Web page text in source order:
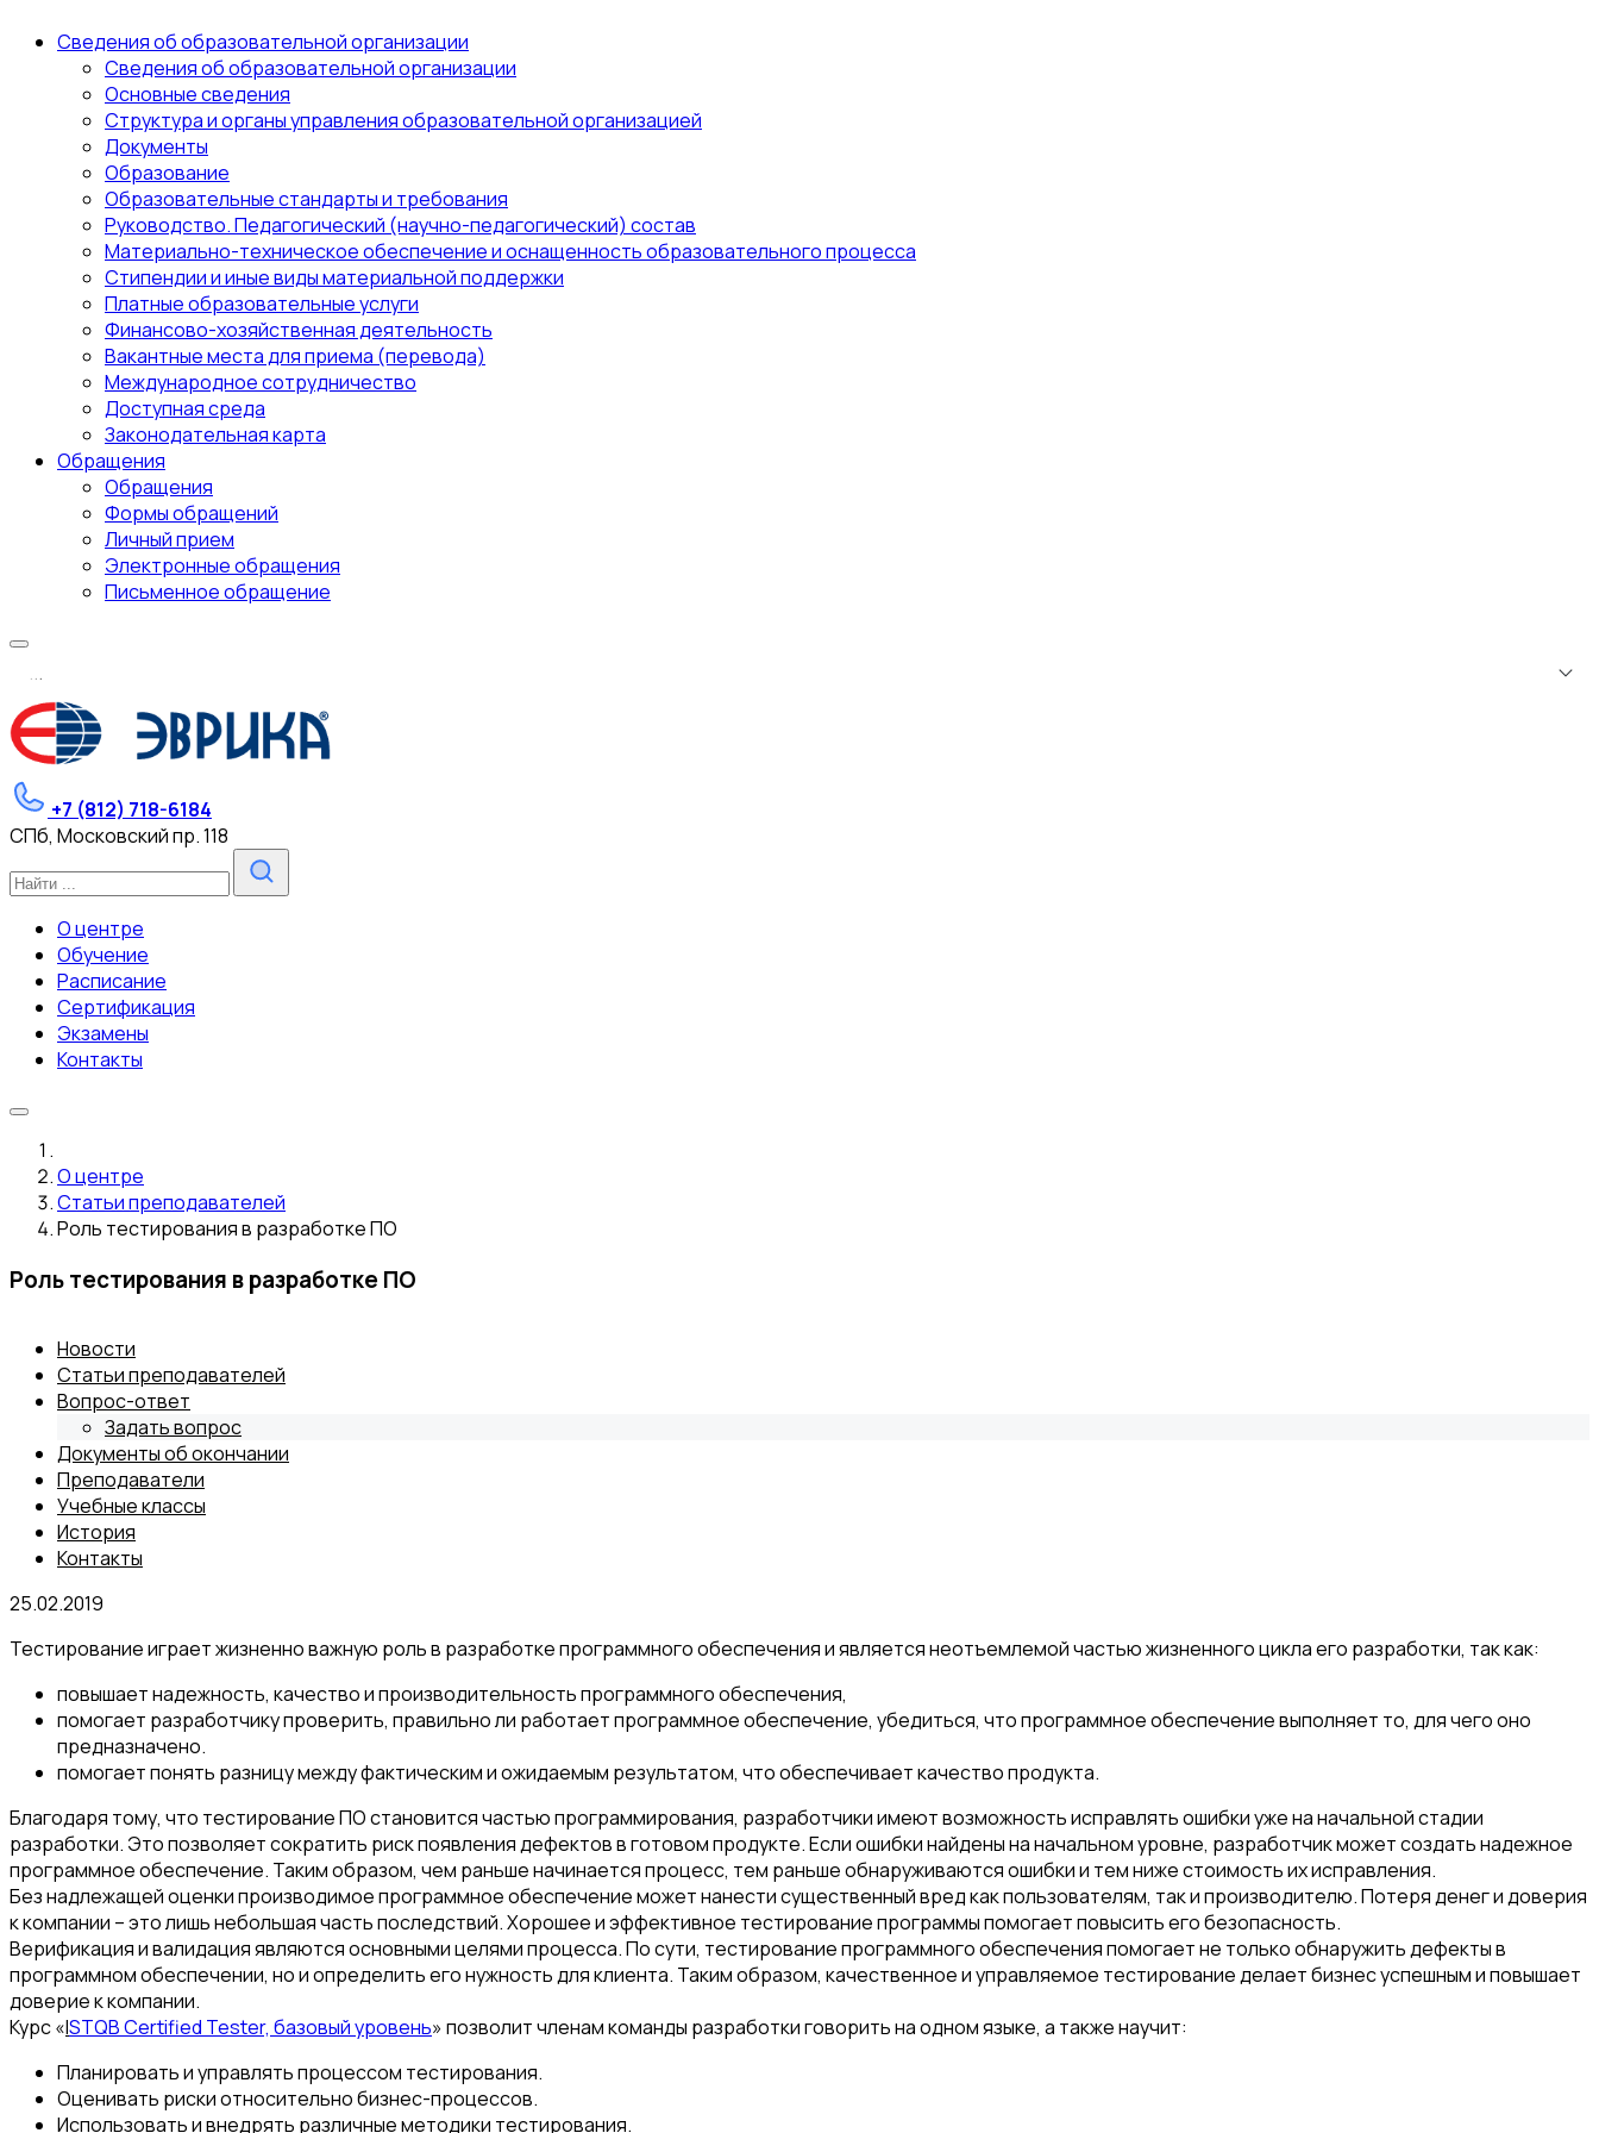
Сведения об образовательной организации
Сведения об образовательной организации
Основные сведения
Структура и органы управления образовательной организацией
Документы
Образование
Образовательные стандарты и требования
Руководство. Педагогический (научно-педагогический) состав
Материально-техническое обеспечение и оснащенность образовательного процесса
Стипендии и иные виды материальной поддержки
Платные образовательные услуги
Финансово-хозяйственная деятельность
Вакантные места для приема (перевода)
Международное сотрудничество
Доступная среда
Законодательная карта
Обращения
Обращения
Формы обращений
Личный прием
Электронные обращения
Письменное обращение
...
+7 (812) 718-6184
СПб, Московский пр. 118
О центре
Обучение
Расписание
Сертификация
Экзамены
Контакты
О центре
Статьи преподавателей
Роль тестирования в разработке ПО
Роль тестирования в разработке ПО
Новости
Статьи преподавателей
Вопрос-ответ
Задать вопрос
Документы об окончании
Преподаватели
Учебные классы
История
Контакты
25.02.2019
Тестирование играет жизненно важную роль в разработке программного обеспечения и является неотъемлемой частью жизненного цикла его разработки, так как:
повышает надежность, качество и производительность программного обеспечения,
помогает разработчику проверить, правильно ли работает программное обеспечение, убедиться, что программное обеспечение выполняет то, для чего оно
предназначено.
помогает понять разницу между фактическим и ожидаемым результатом, что обеспечивает качество продукта.
Благодаря тому, что тестирование ПО становится частью программирования, разработчики имеют возможность исправлять ошибки уже на начальной стадии
разработки. Это позволяет сократить риск появления дефектов в готовом продукте. Если ошибки найдены на начальном уровне, разработчик может создать надежное
программное обеспечение. Таким образом, чем раньше начинается процесс, тем раньше обнаруживаются ошибки и тем ниже стоимость их исправления.
Без надлежащей оценки производимое программное обеспечение может нанести существенный вред как пользователям, так и производителю. Потеря денег и доверия
к компании – это лишь небольшая часть последствий. Хорошее и эффективное тестирование программы помогает повысить его безопасность.
Верификация и валидация являются основными целями процесса. По сути, тестирование программного обеспечения помогает не только обнаружить дефекты в
программном обеспечении, но и определить его нужность для клиента. Таким образом, качественное и управляемое тестирование делает бизнес успешным и повышает
доверие к компании.
Курс «ISTQB Certified Tester, базовый уровень» позволит членам команды разработки говорить на одном языке, а также научит:
Планировать и управлять процессом тестирования.
Оценивать риски относительно бизнес-процессов.
Использовать и внедрять различные методики тестирования.